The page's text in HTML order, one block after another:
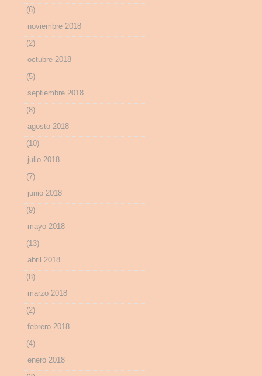
(6)
noviembre 2018
(2)
octubre 2018
(5)
septiembre 2018
(8)
agosto 2018
(10)
julio 2018
(7)
junio 2018
(9)
mayo 2018
(13)
abril 2018
(8)
marzo 2018
(2)
febrero 2018
(4)
enero 2018